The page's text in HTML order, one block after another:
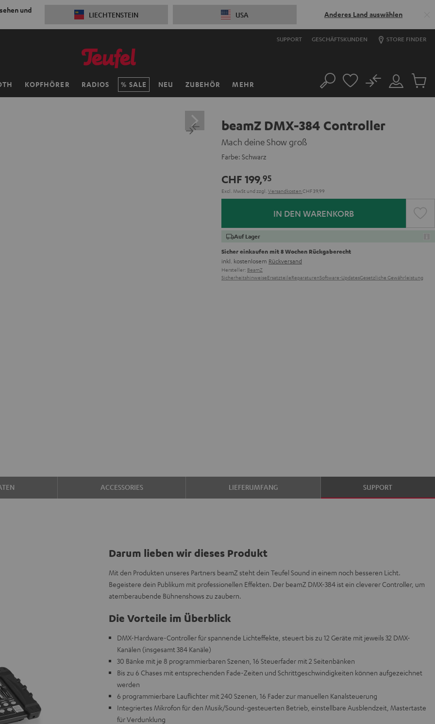
und
LIECHTENSTEIN USA Anderes Land auswählen
SUPPORT GESCHÄFTSKUNDEN STORE FINDER
KOPFHÖRER RADIOS SALE NEU ZUBEHÖR MEHR Suche
Mein
Konto
No
Artikel
beamZ DMX-384 Controller
Mach deine Show groß
Farbe: Schwarz
CHF 199,95
Excl. MwSt und zzgl. Versandkosten CHF 39,99
IN DEN WARENKORB
Auf Lager
Sicher einkaufen mit 8 Wochen Rückgaberecht
inkl. kostenlosem Rückversand
Hersteller: BeamZ
SicherheitshinweiseErsatzteileReparaturenSoftware-UpdatesGesetzliche Gewährleistung
ACCESSORIES LIEFERUMFANG SUPPORT
Darum lieben wir dieses Produkt
Mit den Produkten unseres Partners beamZ steht dein Teufel Sound in einem noch besseren Licht.
Begeistere dein Publikum mit professionellen Effekten. Der beamZ DMX-384 ist ein cleverer Controller, um
atemberaubende Bühnenshows zu zaubern.
Die Vorteile im Überblick
DMX-Hardware-Controller für spannende Lichteffekte, steuert bis zu 12 Geräte mit jeweils 32 DMX-
Kanälen (insgesamt 384 Kanäle)
30 Bänke mit je 8 programmierbaren Szenen, 16 Steuerfader mit 2 Seitenbänken
Bis zu 6 Chases mit entsprechenden Fade-Zeiten und Schrittgeschwindigkeiten können aufgezeichnet
werden
6 programmierbare Lauflichter mit 240 Szenen, 16 Fader zur manuellen Kanalsteuerung
Integriertes Mikrofon für den Musik/Sound-gesteuerten Betrieb, einstellbare Ausblendzeit, Mastertaste
für Verdunklung